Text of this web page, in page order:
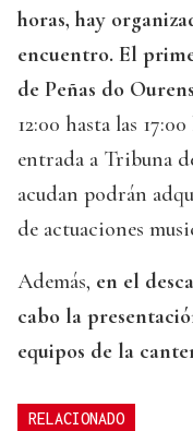
horas, hay
encuentro. El
de Peñas do
12:00 hasta las
entrada a Tribuna
acudan podrán
de actuaciones
Además, en el
cabo la
equipos de la
RELACIONADO